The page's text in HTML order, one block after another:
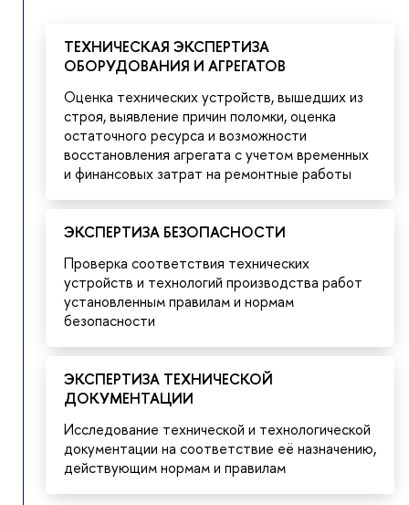
ТЕХНИЧЕСКАЯ ЭКСПЕРТИЗА
ОБОРУДОВАНИЯ И АГРЕГАТОВ
Оценка технических устройств, вышедших из
строя, выявление причин поломки, оценка
остаточного ресурса и возможности
восстановления агрегата с учетом временных
и финансовых затрат на ремонтные работы
ЭКСПЕРТИЗА БЕЗОПАСНОСТИ
Проверка соответствия технических
устройств и технологий производства работ
установленным правилам и нормам
безопасности
ЭКСПЕРТИЗА ТЕХНИЧЕСКОЙ
ДОКУМЕНТАЦИИ
Исследование технической и технологической
документации на соответствие её назначению,
действующим нормам и правилам